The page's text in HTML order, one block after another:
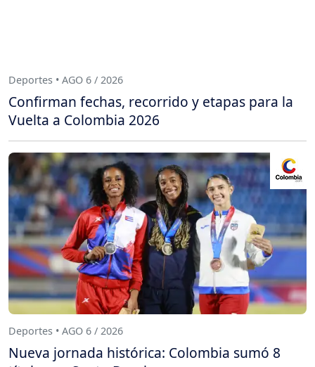
Deportes • AGO 6 / 2026
Confirman fechas, recorrido y etapas para la
Vuelta a Colombia 2026
Deportes • AGO 6 / 2026
Nueva jornada histórica: Colombia sumó 8